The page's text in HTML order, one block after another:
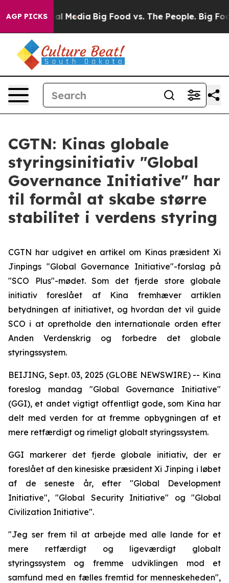
AGP PICKS
Social Media Big Food vs. The People. Big
CGTN: Kinas globale
styringsinitiativ "Global
Governance Initiative" har
til formål at skabe større
stabilitet i verdens styring
CGTN har udgivet en artikel om Kinas præsident Xi
Jinpings "Global Governance Initiative"-forslag på
"SCO Plus"-mødet. Som det fjerde store globale
initiativ foreslået af Kina fremhæver artiklen
betydningen af initiativet, og hvordan det vil guide
SCO i at opretholde den internationale orden efter
Anden Verdenskrig og forbedre det globale
styringssystem.
BEIJING, Sept. 03, 2025 (GLOBE NEWSWIRE) -- Kina
foreslog mandag "Global Governance Initiative"
(GGI), et andet vigtigt offentligt gode, som Kina har
delt med verden for at fremme opbygningen af et
mere retfærdigt og rimeligt globalt styringssystem.
GGI markerer det fjerde globale initiativ, der er
foreslået af den kinesiske præsident Xi Jinping i løbet
af de seneste år, efter "Global Development
Initiative", "Global Security Initiative" og "Global
Civilization Initiative".
"Jeg ser frem til at arbejde med alle lande for et
mere retfærdigt og ligeværdigt globalt
styringssystem og fremme udviklingen mod et
samfund med en fælles fremtid for menneskeheden",